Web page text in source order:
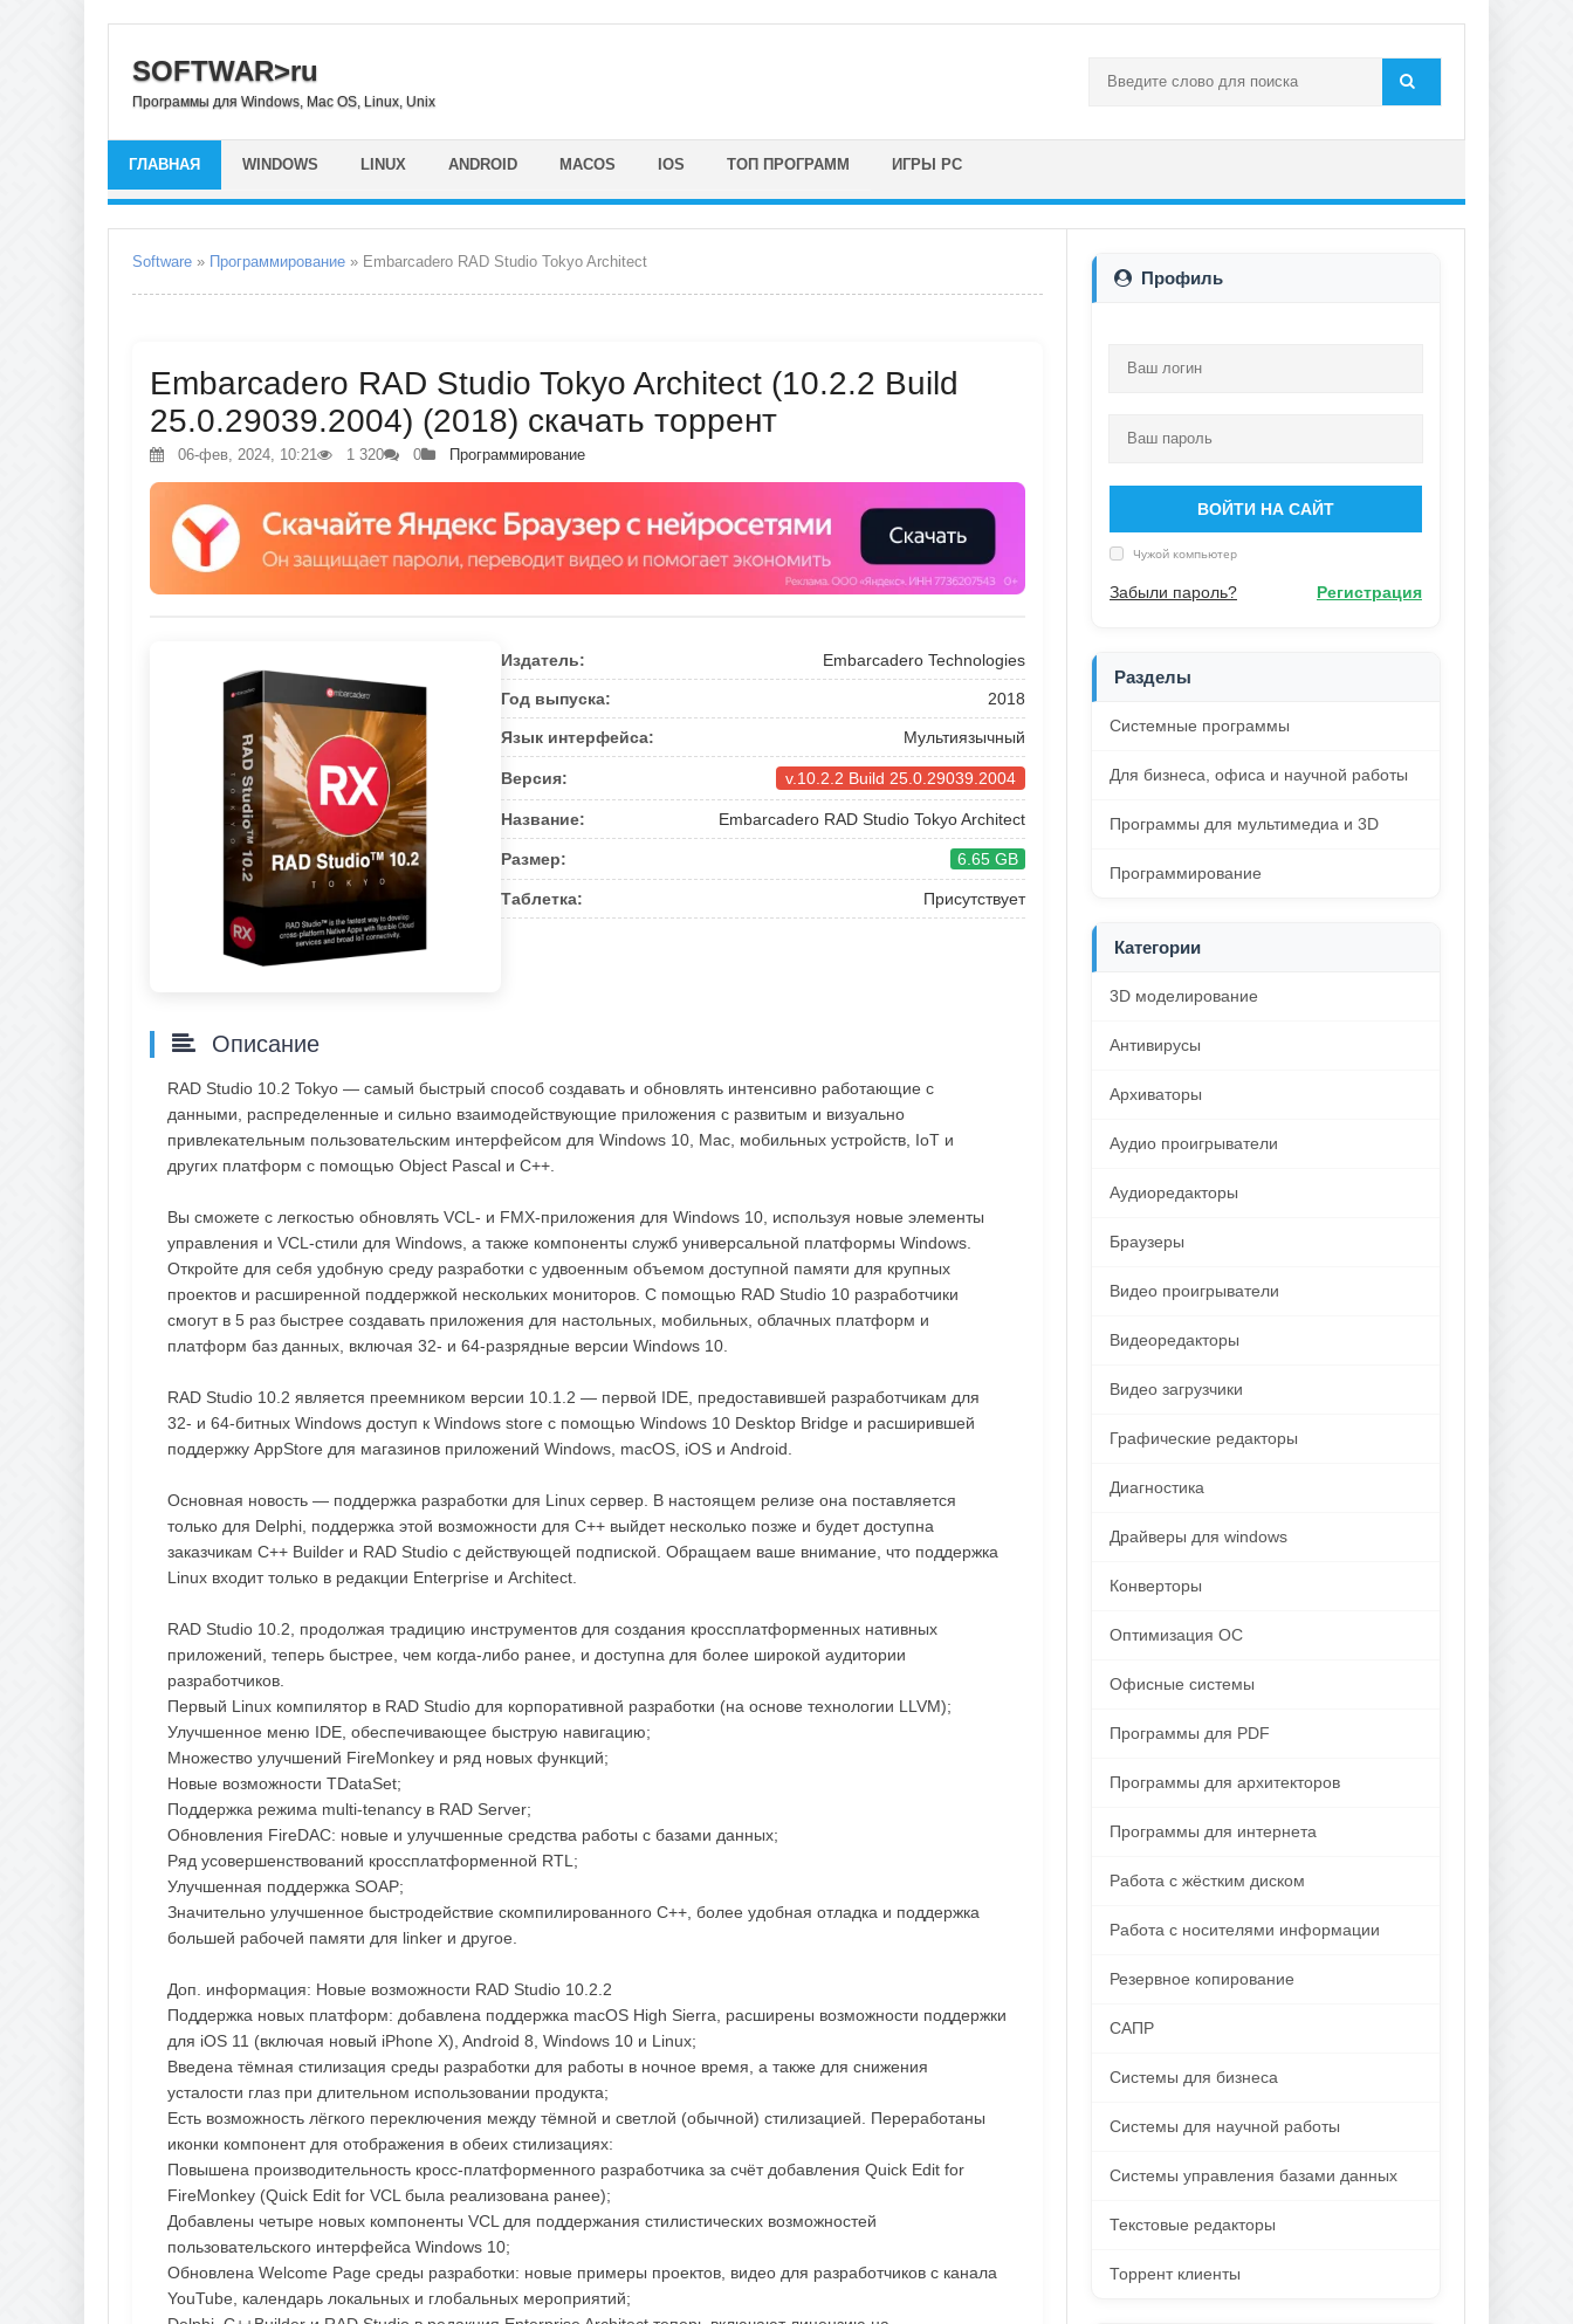
SOFTWAR>ru
Программы для Windows, Mac OS, Linux, Unix
ГЛАВНАЯ WINDOWS LINUX ANDROID MACOS IOS ТОП ПРОГРАММ ИГРЫ PC
Software » Программирование » Embarcadero RAD Studio Tokyo Architect
Embarcadero RAD Studio Tokyo Architect (10.2.2 Build
25.0.29039.2004) (2018) скачать торрент
06-фев, 2024, 10:21 1 320 0 Программирование
Издатель: Embarcadero Technologies
Год выпуска: 2018
Язык интерфейса: Мультиязычный
Версия: v.10.2.2 Build 25.0.29039.2004
Название: Embarcadero RAD Studio Tokyo Architect
Размер: 6.65 GB
Таблетка: Присутствует
Описание
RAD Studio 10.2 Tokyo — самый быстрый способ создавать и обновлять интенсивно работающие с
данными, распределенные и сильно взаимодействующие приложения с развитым и визуально
привлекательным пользовательским интерфейсом для Windows 10, Mac, мобильных устройств, IoT и
других платформ с помощью Object Pascal и C++.
Вы сможете с легкостью обновлять VCL- и FMX-приложения для Windows 10, используя новые элементы
управления и VCL-стили для Windows, а также компоненты служб универсальной платформы Windows.
Откройте для себя удобную среду разработки с удвоенным объемом доступной памяти для крупных
проектов и расширенной поддержкой нескольких мониторов. С помощью RAD Studio 10 разработчики
смогут в 5 раз быстрее создавать приложения для настольных, мобильных, облачных платформ и
платформ баз данных, включая 32- и 64-разрядные версии Windows 10.
RAD Studio 10.2 является преемником версии 10.1.2 — первой IDE, предоставившей разработчикам для
32- и 64-битных Windows доступ к Windows store с помощью Windows 10 Desktop Bridge и расширившей
поддержку AppStore для магазинов приложений Windows, macOS, iOS и Android.
Основная новость — поддержка разработки для Linux сервер. В настоящем релизе она поставляется
только для Delphi, поддержка этой возможности для C++ выйдет несколько позже и будет доступна
заказчикам С++ Builder и RAD Studio с действующей подпиской. Обращаем ваше внимание, что поддержка
Linux входит только в редакции Enterprise и Architect.
RAD Studio 10.2, продолжая традицию инструментов для создания кроссплатформенных нативных
приложений, теперь быстрее, чем когда-либо ранее, и доступна для более широкой аудитории
разработчиков.
Первый Linux компилятор в RAD Studio для корпоративной разработки (на основе технологии LLVM);
Улучшенное меню IDE, обеспечивающее быструю навигацию;
Множество улучшений FireMonkey и ряд новых функций;
Новые возможности TDataSet;
Поддержка режима multi-tenancy в RAD Server;
Обновления FireDAC: новые и улучшенные средства работы с базами данных;
Ряд усовершенствований кроссплатформенной RTL;
Улучшенная поддержка SOAP;
Значительно улучшенное быстродействие скомпилированного C++, более удобная отладка и поддержка
большей рабочей памяти для linker и другое.
Доп. информация: Новые возможности RAD Studio 10.2.2
Поддержка новых платформ: добавлена поддержка macOS High Sierra, расширены возможности поддержки
для iOS 11 (включая новый iPhone X), Android 8, Windows 10 и Linux;
Введена тёмная стилизация среды разработки для работы в ночное время, а также для снижения
усталости глаз при длительном использовании продукта;
Есть возможность лёгкого переключения между тёмной и светлой (обычной) стилизацией. Переработаны
иконки компонент для отображения в обеих стилизациях:
Повышена производительность кросс-платформенного разработчика за счёт добавления Quick Edit for
FireMonkey (Quick Edit for VCL была реализована ранее);
Добавлены четыре новых компоненты VCL для поддержания стилистических возможностей
пользовательского интерфейса Windows 10;
Обновлена Welcome Page среды разработки: новые примеры проектов, видео для разработчиков с канала
YouTube, календарь локальных и глобальных мероприятий;
Профиль
ВОЙТИ НА САЙТ
Чужой компьютер
Забыли пароль? Регистрация
Разделы
Системные программы
Для бизнеса, офиса и научной работы
Программы для мультимедиа и 3D
Программирование
Категории
3D моделирование
Антивирусы
Архиваторы
Аудио проигрыватели
Аудиоредакторы
Браузеры
Видео проигрыватели
Видеоредакторы
Видео загрузчики
Графические редакторы
Диагностика
Драйверы для windows
Конверторы
Оптимизация ОС
Офисные системы
Программы для PDF
Программы для архитекторов
Программы для интернета
Работа с жёстким диском
Работа с носителями информации
Резервное копирование
САПР
Системы для бизнеса
Системы для научной работы
Системы управления базами данных
Текстовые редакторы
Торрент клиенты